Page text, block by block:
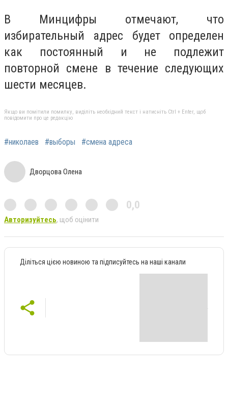
В Минцифры отмечают, что
избирательный адрес будет определен
как постоянный и не подлежит
повторной смене в течение следующих
шести месяцев.
Якщо ви помітили помилку, виділіть необхідний текст і натисніть Ctrl + Enter, щоб
повідомити про це редакцію
#николаев #выборы #смена адреса
Дворцова Олена
0,0
Авторизуйтесь, щоб оцінити
Діліться цією новиною та підписуйтесь на наші канали